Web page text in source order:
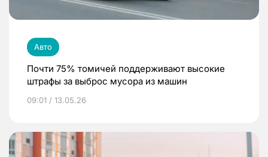
Авто
Почти 75% томичей поддерживают высокие
штрафы за выброс мусора из машин
09:01 / 13.05.26